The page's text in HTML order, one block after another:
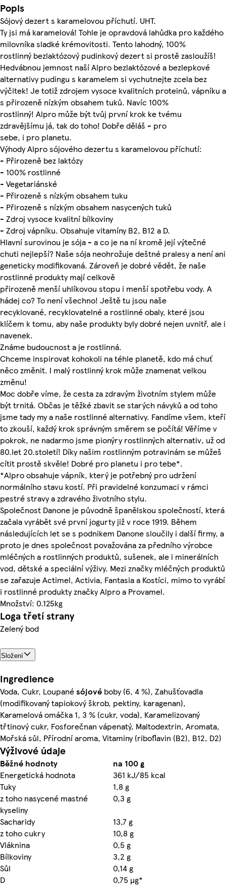
Popis
Sójový dezert s karamelovou příchutí. UHT.
Ty jsi má karamelová! Tohle je opravdová lahůdka pro každého
milovníka sladké krémovitosti. Tento lahodný, 100%
rostlinný bezlaktózový pudinkový dezert si prostě zasloužíš!
Hedvábnou jemnost naší Alpro bezlaktózové a bezlepkové
alternativy pudingu s karamelem si vychutnejte zcela bez
výčitek! Je totiž zdrojem vysoce kvalitních proteinů, vápníku a
s přirozeně nízkým obsahem tuků. Navíc 100%
rostlinný! Alpro může být tvůj první krok ke tvému
zdravějšímu já, tak do toho! Dobře děláš - pro
sebe, i pro planetu.
Výhody Alpro sójového dezertu s karamelovou příchutí:
- Přirozeně bez laktózy
- 100% rostlinné
- Vegetariánské
- Přirozeně s nízkým obsahem tuku
- Přirozeně s nízkým obsahem nasycených tuků
- Zdroj vysoce kvalitní bílkoviny
- Zdroj vápníku. Obsahuje vitamíny B2, B12 a D.
Hlavní surovinou je sója - a co je na ní kromě její výtečné
chuti nejlepší? Naše sója neohrožuje deštné pralesy a není ani
geneticky modifikovaná. Zároveň je dobré vědět, že naše
rostlinné produkty mají celkově
přirozeně menší uhlíkovou stopu i menší spotřebu vody. A
hádej co? To není všechno! Ještě tu jsou naše
recyklované, recyklovatelné a rostlinné obaly, které jsou
klíčem k tomu, aby naše produkty byly dobré nejen uvnitř, ale i
navenek.
Známe budoucnost a je rostlinná.
Chceme inspirovat kohokoli na téhle planetě, kdo má chuť
něco změnit. I malý rostlinný krok může znamenat velkou
změnu!
Moc dobře víme, že cesta za zdravým životním stylem může
být trnitá. Občas je těžké zbavit se starých návyků a od toho
jsme tady my a naše rostlinné alternativy. Fandíme všem, kteří
to zkouší, každý krok správným směrem se počítá! Věříme v
pokrok, ne nadarmo jsme pionýry rostlinných alternativ, už od
80.let 20.století! Díky našim rostlinným potravinám se můžeš
cítit prostě skvěle! Dobré pro planetu i pro tebe*.
*Alpro obsahuje vápník, který je potřebný pro udržení
normálního stavu kostí. Při pravidelné konzumaci v rámci
pestré stravy a zdravého životního stylu.
Společnost Danone je původně španělskou společností, která
začala vyrábět své první jogurty již v roce 1919. Během
následujících let se s podnikem Danone sloučily i další firmy, a
proto je dnes společnost považována za předního výrobce
mléčných a rostlinných produktů, sušenek, ale i minerálních
vod, dětské a speciální výživy. Mezi značky mléčných produktů
se zařazuje Actimel, Activia, Fantasia a Kostíci, mimo to vyrábí
i rostlinné produkty značky Alpro a Provamel.
Množství: 0.125kg
Loga třetí strany
Zelený bod
Složení
Ingredience
Voda, Cukr, Loupanésójové boby (6, 4 %), Zahušťovadla
(modifikovaný tapiokový škrob, pektiny, karagenan),
Karamelová omáčka 1, 3 % (cukr, voda), Karamelizovaný
třtinový cukr, Fosforečnan vápenatý, Maltodextrin, Aromata,
Mořská sůl, Přírodní aroma, Vitaminy (riboflavin (B2), B12, D2)
Výživové údaje
Běžné hodnoty
na 100 g
Energetická hodnota
361 kJ/85 kcal
Tuky
1,8 g
z toho nasycené mastné
kyseliny
0,3 g
Sacharidy
13,7 g
z toho cukry
10,8 g
Vláknina
0,5 g
Bílkoviny
3,2 g
Sůl
0,14 g
D
0,75 µg*